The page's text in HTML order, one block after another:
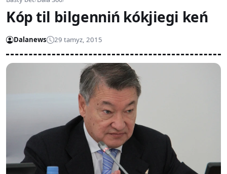
Kóp til bilgenniń kókjiegi keń
Dalanews 29 tamyz, 2015